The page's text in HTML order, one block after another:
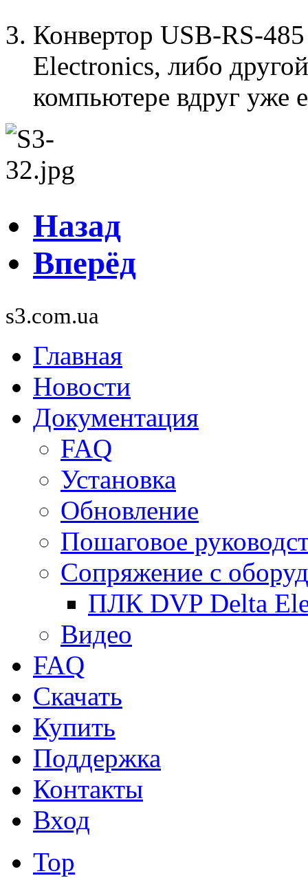
Конвертор USB-RS-
Electronics, либо
компьютере вдруг уже
Назад
Вперёд
s3.com.ua
Главная
Новости
Документация
FAQ
Установка
Обновление
Пошаговое
Сопряжение с
ПЛК DVP Delta
Видео
FAQ
Скачать
Купить
Поддержка
Контакты
Вход
Top